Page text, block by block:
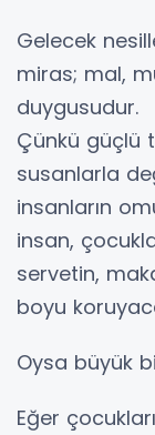
Gelecek
miras; mal,
duygusudur.
Çünkü güçlü
susanlarla
insanların
insan,
servetin,
boyu
Oysa büyük
Eğer